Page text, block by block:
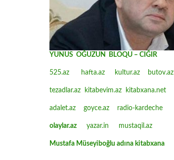
YUNUS OĞUZUN BLOQU – CIĞIR
525.az hafta.az kultur.az butov.az
tezadlar.az kitabevim.az kitabxana.net
adalet.az goyce.az radio-kardeche
olaylar.az yazar.in mustaqil.az
Mustafa Müseyiboğlu adına kitabxana